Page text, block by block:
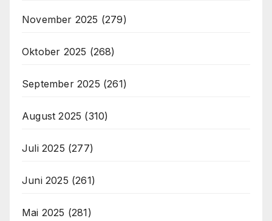
November 2025 (279)
Oktober 2025 (268)
September 2025 (261)
August 2025 (310)
Juli 2025 (277)
Juni 2025 (261)
Mai 2025 (281)